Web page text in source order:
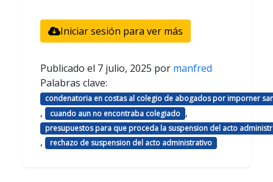
Iniciar sesión para ver más
Publicado el 7 julio, 2025 por manfred
Palabras clave:
condenatoria en costas al colegio de abogados por imporner
, cuando aun no encontraba colegiado ,
presupuestos para que proceda la suspension del acto
, rechazo de suspension del acto administrativo